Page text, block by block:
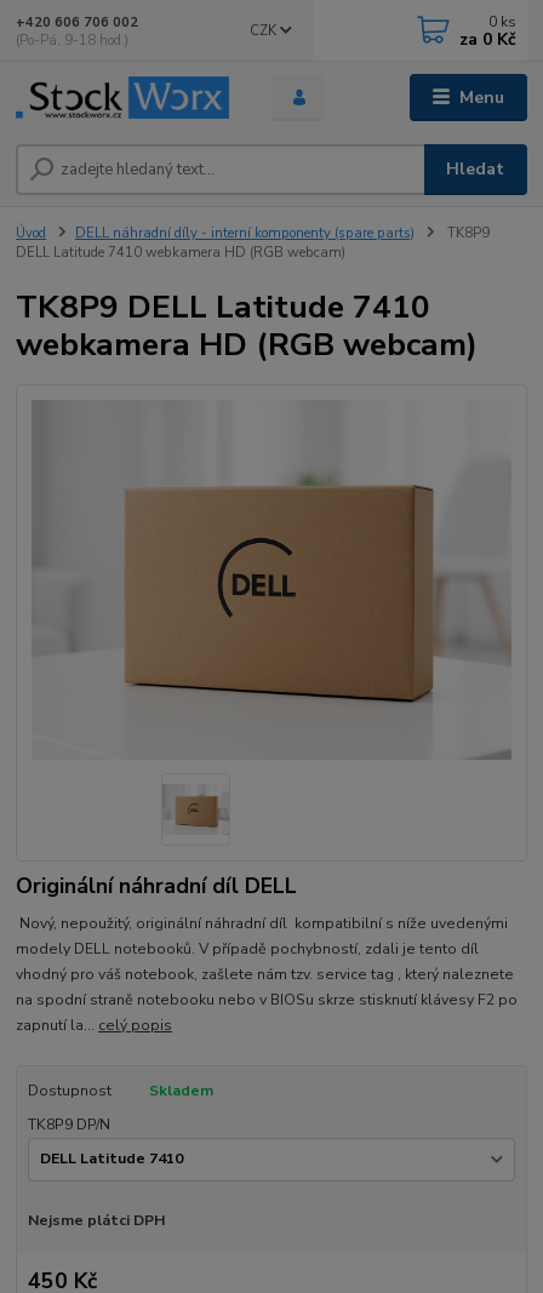
Menu
CZK
Hledat
+420 606 706 002
(Po-Pá, 9-18 hod.)
0 ks
za 0 Kč
Úvod DELL náhradní díly - interní komponenty (spare parts)
TK8P9
DELL Latitude 7410 webkamera HD (RGB webcam)
TK8P9 DELL Latitude 7410
webkamera HD (RGB webcam)
Originální náhradní díl DELL
Nový, nepoužitý, originální náhradní díl kompatibilní s níže uvedenými
modely DELL notebooků. V případě pochybností, zdali je tento díl
vhodný pro váš notebook, zašlete nám tzv. service tag , který naleznete
na spodní straně notebooku nebo v BIOSu skrze stisknutí klávesy F2 po
zapnutí la... celý popis
Dostupnost
Skladem
TK8P9 DP/N
Nejsme plátci DPH
450 Kč